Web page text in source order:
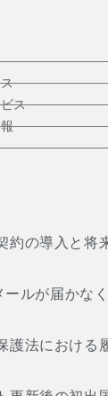
ス
約の導入と将
ルが届かな
護法における